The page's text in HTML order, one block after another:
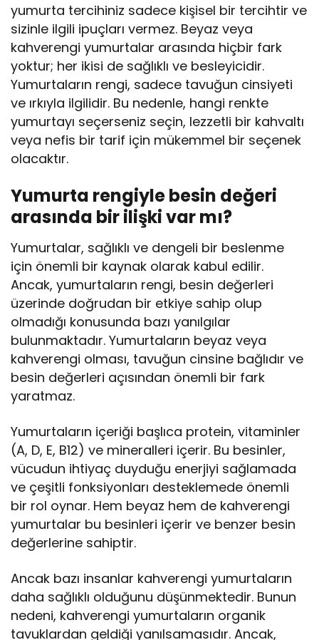
yumurta tercihiniz sadece kişisel bir tercihtir ve
sizinle ilgili ipuçları vermez. Beyaz veya
kahverengi yumurtalar arasında hiçbir fark
yoktur; her ikisi de sağlıklı ve besleyicidir.
Yumurtaların rengi, sadece tavuğun cinsiyeti
ve ırkıyla ilgilidir. Bu nedenle, hangi renkte
yumurtayı seçerseniz seçin, lezzetli bir kahvaltı
veya nefis bir tarif için mükemmel bir seçenek
olacaktır.
Yumurta rengiyle besin değeri
arasında bir ilişki var mı?
Yumurtalar, sağlıklı ve dengeli bir beslenme
için önemli bir kaynak olarak kabul edilir.
Ancak, yumurtaların rengi, besin değerleri
üzerinde doğrudan bir etkiye sahip olup
olmadığı konusunda bazı yanılgılar
bulunmaktadır. Yumurtaların beyaz veya
kahverengi olması, tavuğun cinsine bağlıdır ve
besin değerleri açısından önemli bir fark
yaratmaz.
Yumurtaların içeriği başlıca protein, vitaminler
(A, D, E, B12) ve mineralleri içerir. Bu besinler,
vücudun ihtiyaç duyduğu enerjiyi sağlamada
ve çeşitli fonksiyonları desteklemede önemli
bir rol oynar. Hem beyaz hem de kahverengi
yumurtalar bu besinleri içerir ve benzer besin
değerlerine sahiptir.
Ancak bazı insanlar kahverengi yumurtaların
daha sağlıklı olduğunu düşünmektedir. Bunun
nedeni, kahverengi yumurtaların organik
tavuklardan geldiği yanılsamasıdır. Ancak,